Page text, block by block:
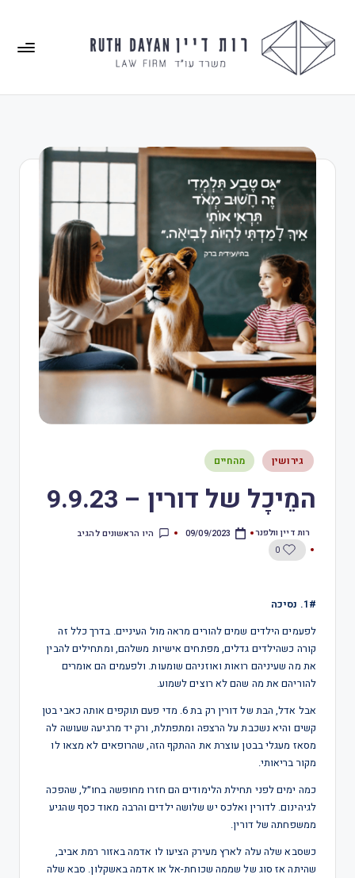
גירושין מהחיים
המֵיכָל של דורין – 9.9.23
רות דיין וולפנר 09/09/2023
היו הראשונים להגיב
0
1#. נסיכה
לפעמים הילדים שמים להורים מראה מול העיניים. בדרך כלל זה
קורה כשהילדים גדלים, מפתחים אישיות משלהם, ומתחילים להבין
את מה שעיניהם רואות ואוזניהם שומעות. ולפעמים הם אומרים
להוריהם את מה שהם לא רוצים לשמוע.
אבל אדל, הבת של דורין רק בת 6. מדי פעם תוקפים אותה כאבי בטן
קשים והיא נשכבת על הרצפה ומתפתלת, ורק יד מרגיעה שעושה לה
מסאז מעגלי בבטן עוצרת את ההתקף הזה, שהרופאים לא מצאו לו
מקור בריאותי.
כמה ימים לפני תחילת הלימודים הם חזרו מחופשה בחו״ל, שהפכה
לגיהינום. לדורין ואלכס יש שלושה ילדים והרבה מאוד כסף שהגיע
ממשפחתה של דורין.
כשסבא שלה עלה לארץ מעירק הציעו לו אדמה באזור רמת אביב,
שהיתה אז סוג של שממה שכוחת-אל או אדמה באשקלון. סבא שלה